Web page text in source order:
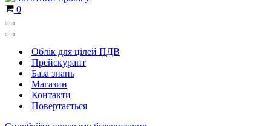
Кошик
0
Меню
навігації
Меню
навігаціїОблік для цілей ПДВ
Прейскурант
База знань
Магазин
Контакти
Повертається